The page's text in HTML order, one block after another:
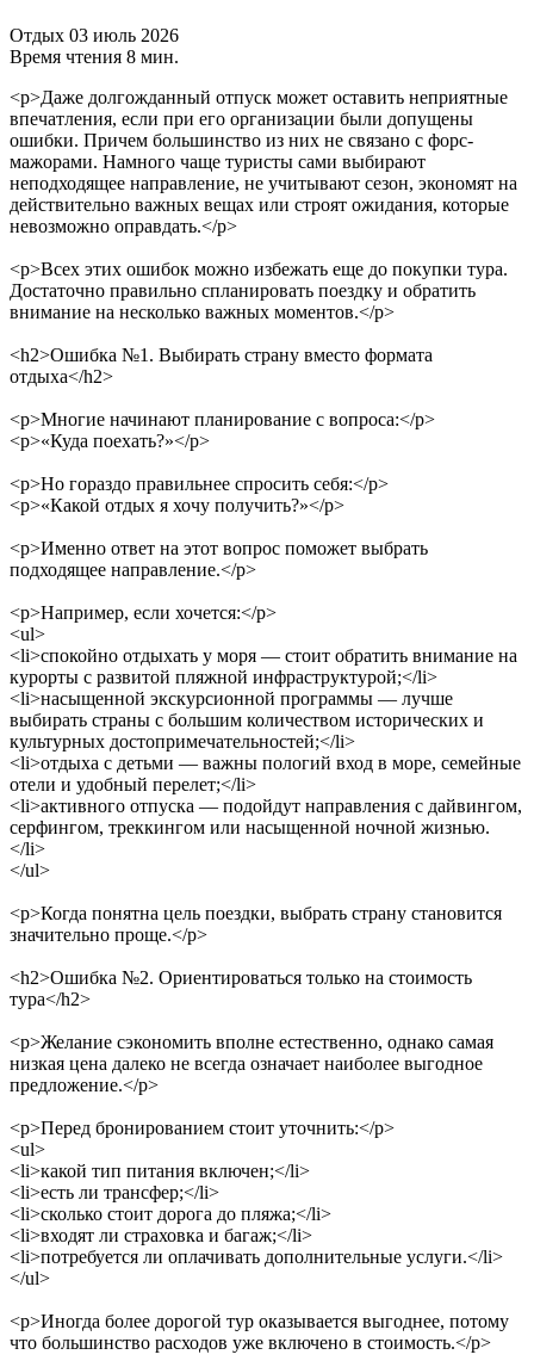
Отдых 03 июль 2026
Время чтения 8 мин.
<p>Даже долгожданный отпуск может оставить неприятные
впечатления, если при его организации были допущены
ошибки. Причем большинство из них не связано с форс-
мажорами. Намного чаще туристы сами выбирают
неподходящее направление, не учитывают сезон, экономят на
действительно важных вещах или строят ожидания, которые
невозможно оправдать.</p>
<p>Всех этих ошибок можно избежать еще до покупки тура.
Достаточно правильно спланировать поездку и обратить
внимание на несколько важных моментов.</p>
<h2>Ошибка №1. Выбирать страну вместо формата
отдыха</h2>
<p>Многие начинают планирование с вопроса:</p>
<p>«Куда поехать?»</p>
<p>Но гораздо правильнее спросить себя:</p>
<p>«Какой отдых я хочу получить?»</p>
<p>Именно ответ на этот вопрос поможет выбрать
подходящее направление.</p>
<p>Например, если хочется:</p>
<ul>
<li>спокойно отдыхать у моря — стоит обратить внимание на
курорты с развитой пляжной инфраструктурой;</li>
<li>насыщенной экскурсионной программы — лучше
выбирать страны с большим количеством исторических и
культурных достопримечательностей;</li>
<li>отдыха с детьми — важны пологий вход в море, семейные
отели и удобный перелет;</li>
<li>активного отпуска — подойдут направления с дайвингом,
серфингом, треккингом или насыщенной ночной жизнью.
</li>
</ul>
<p>Когда понятна цель поездки, выбрать страну становится
значительно проще.</p>
<h2>Ошибка №2. Ориентироваться только на стоимость
тура</h2>
<p>Желание сэкономить вполне естественно, однако самая
низкая цена далеко не всегда означает наиболее выгодное
предложение.</p>
<p>Перед бронированием стоит уточнить:</p>
<ul>
<li>какой тип питания включен;</li>
<li>есть ли трансфер;</li>
<li>сколько стоит дорога до пляжа;</li>
<li>входят ли страховка и багаж;</li>
<li>потребуется ли оплачивать дополнительные услуги.</li>
</ul>
<p>Иногда более дорогой тур оказывается выгоднее, потому
что большинство расходов уже включено в стоимость.</p>